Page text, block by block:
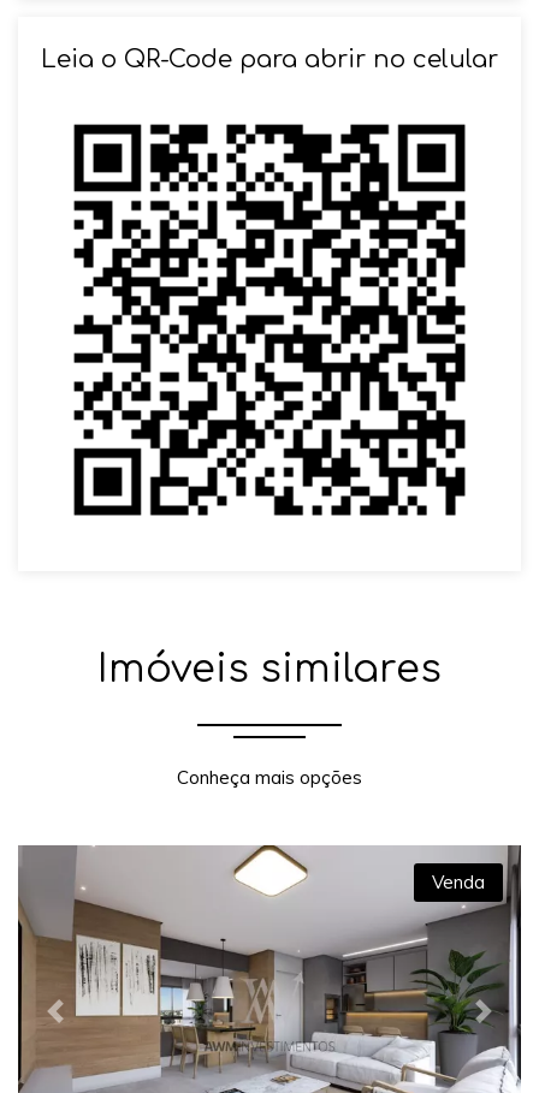
Leia o QR-Code para abrir no celular
Imóveis similares
Conheça mais opções
Previous Next
Venda